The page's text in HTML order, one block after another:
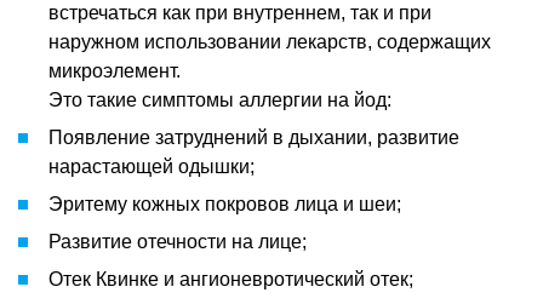
встречаться как при внутреннем, так и при
наружном использовании лекарств, содержащих
микроэлемент.
Это такие симптомы аллергии на йод:
Появление затруднений в дыхании, развитие
нарастающей одышки;
Эритему кожных покровов лица и шеи;
Развитие отечности на лице;
Отек Квинке и ангионевротический отек;